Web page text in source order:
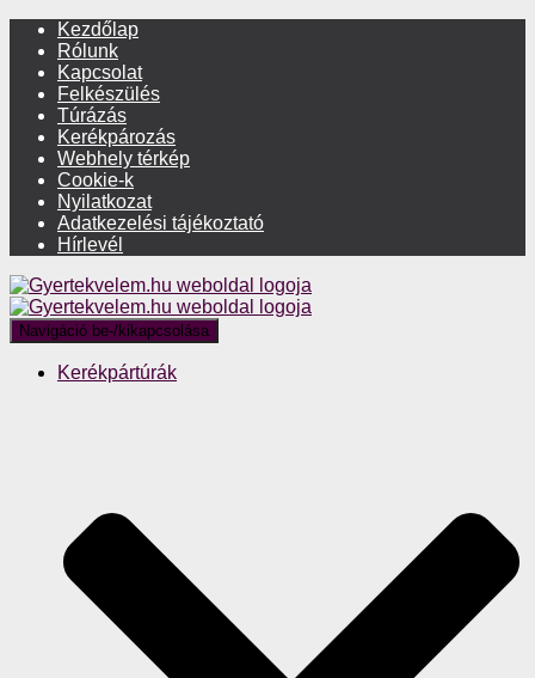
Kezdőlap
Rólunk
Kapcsolat
Felkészülés
Túrázás
Kerékpározás
Webhely térkép
Cookie-k
Nyilatkozat
Adatkezelési tájékoztató
Hírlevél
Navigáció be-/kikapcsolása
Kerékpártúrák